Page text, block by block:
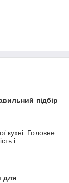
підбір
кухні. Головне
і
для